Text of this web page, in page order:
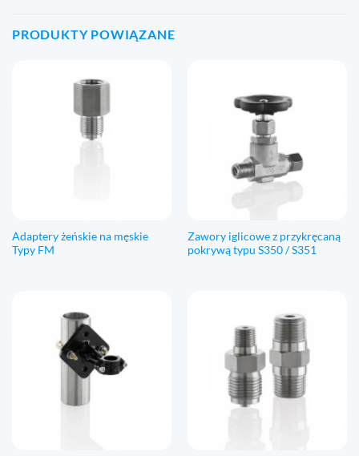
PRODUKTY POWIĄZANE
Adaptery żeńskie na męskie
Typy FM
Zawory iglicowe z przykręcaną
pokrywą typu S350 / S351